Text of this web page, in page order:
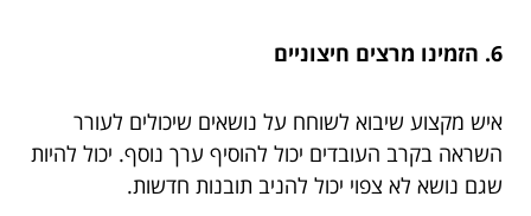
6. הזמינו מרצים חיצוניים
איש מקצוע שיבוא לשוחח על נושאים שיכולים לעורר
השראה בקרב העובדים יכול להוסיף ערך נוסף. יכול להיות
שגם נושא לא צפוי יכול להניב תובנות חדשות.